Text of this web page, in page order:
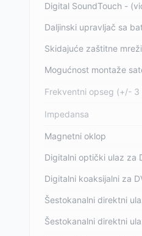
Digital SoundTouch -
Daljinski upravljač sa
Skidajuće zaštitne
Mogućnost montaže
Frekventni opseg (+/- 3
Impedansa
Magnetni oklop
Digitalni optički ulaz za
Digitalni koaksijalni za
Šestokanalni direktni
Šestokanalni direktni